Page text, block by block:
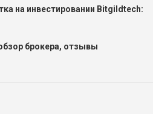
на инвестировании Bitgildtech:
брокера, отзывы